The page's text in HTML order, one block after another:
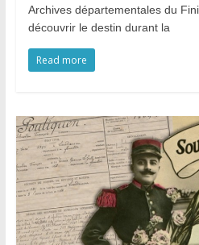
Archives départementales du
découvrir le destin durant la
Read more